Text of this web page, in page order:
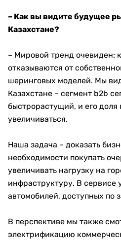
– Как вы видите будущее
Казахстане?
– Мировой тренд очевиден:
отказываются от
шеринговых моделей. Мы
Казахстане – сегмент b2b
быстрорастущий, и его доля
увеличиваться.
Наша задача – доказать
необходимости покупать
увеличивать нагрузку на
инфраструктуру. В сервисе
автомобилей, доступных по
В перспективе мы также
электрификацию